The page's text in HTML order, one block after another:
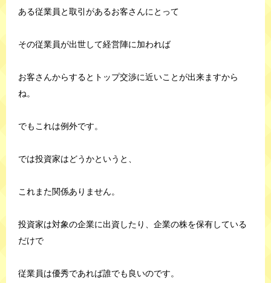
ある従業員と取引があるお客さんにとって
その従業員が出世して経営陣に加われば
お客さんからするとトップ交渉に近いことが出来ますから
ね。
でもこれは例外です。
では投資家はどうかというと、
これまた関係ありません。
投資家は対象の企業に出資したり、企業の株を保有している
だけで
従業員は優秀であれば誰でも良いのです。